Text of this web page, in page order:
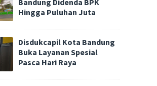
Hingga Puluhan Juta
Disdukcapil Kota Bandung
Buka Layanan Spesial
Pasca Hari Raya